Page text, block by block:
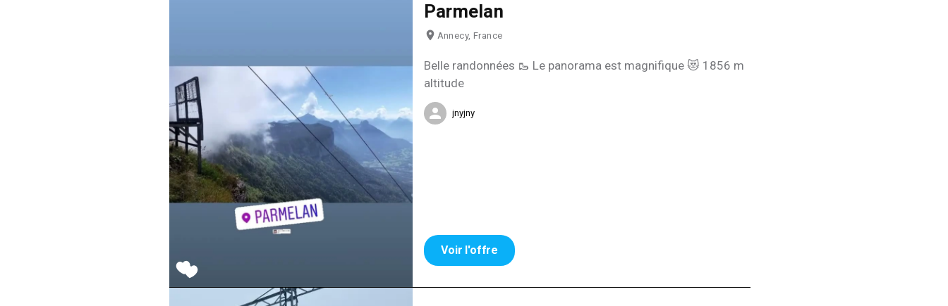
Parmelan
Annecy, France
Belle randonnées 🥾 Le panorama est magnifique 😻 1856 m
altitude
jnyjny
Voir l'offre